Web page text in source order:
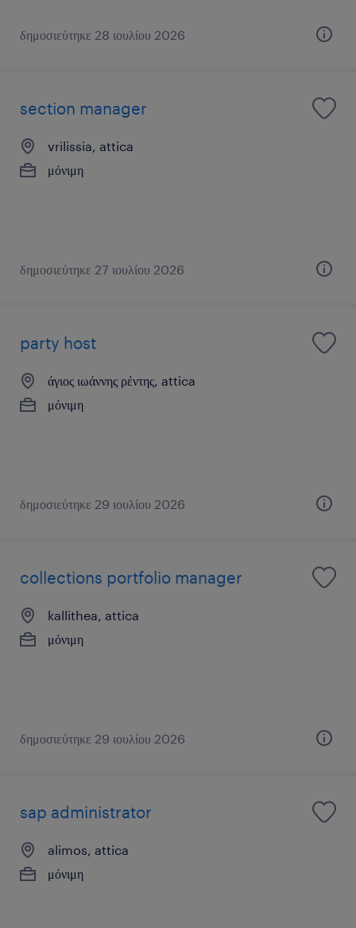
δημοσιεύτηκε 28 ιουλίου 2026
section manager
vrilissia, attica
μόνιμη
δημοσιεύτηκε 27 ιουλίου 2026
party host
άγιος ιωάννης ρέντης, attica
μόνιμη
δημοσιεύτηκε 29 ιουλίου 2026
collections portfolio manager
kallithea, attica
μόνιμη
δημοσιεύτηκε 29 ιουλίου 2026
sap administrator
alimos, attica
μόνιμη